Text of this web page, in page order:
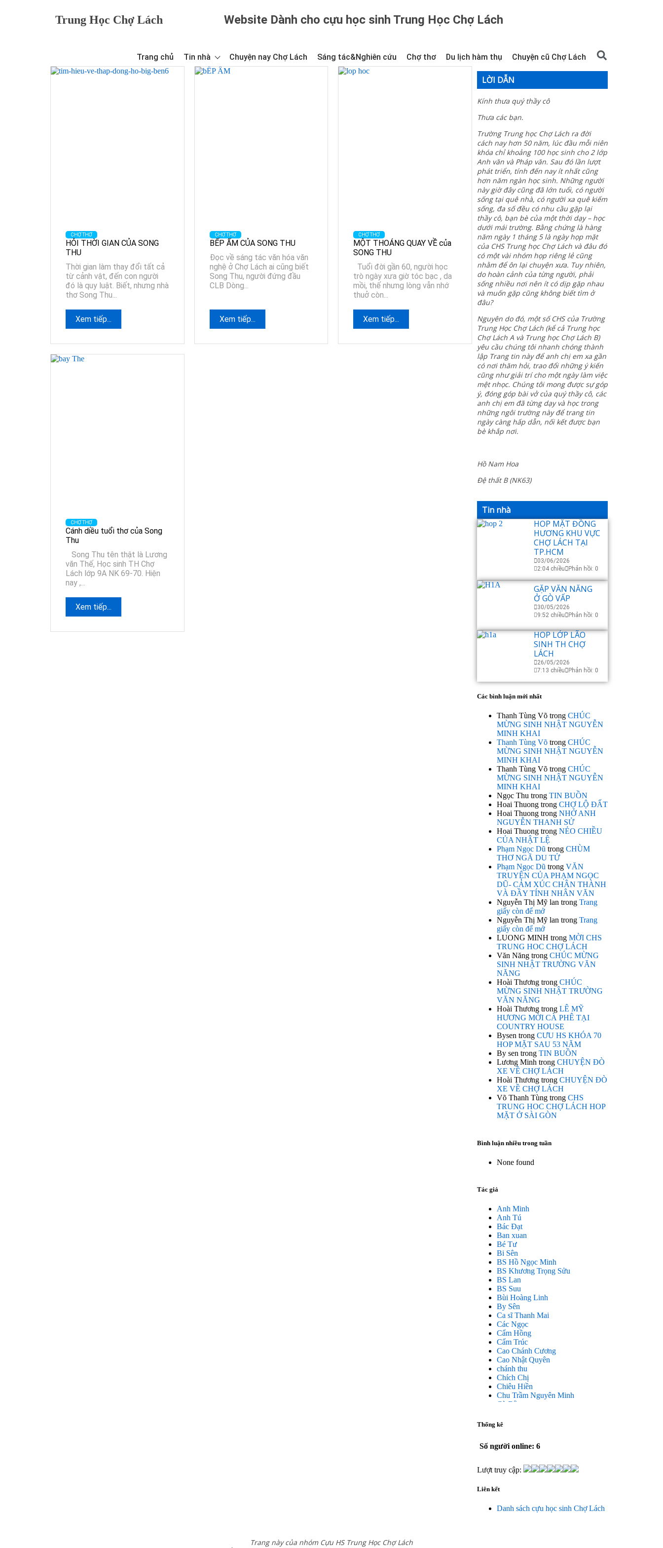
Trung Học Chợ Lách Website Dành cho cựu học sinh Trung Học Chợ Lách
Trang chủ Tin nhà Chuyện nay Chợ Lách Sáng tác&Nghiên cứu Chợ thơ Du lịch hàm thụ Chuyện cũ Chợ Lách
CHỢ THƠ
HỎI THỜI GIAN CỦA SONG
THU
Thời gian làm thay đổi tất cả
từ cảnh vật, đến con người
đó là quy luật. Biết, nhưng nhà
thơ Song Thu...
Xem tiếp...
CHỢ THƠ
BẾP ẤM CỦA SONG THU
Đọc về sáng tác văn hóa văn
nghệ ở Chợ Lách ai cũng biết
Song Thu, người đứng đầu
CLB Dòng...
Xem tiếp...
CHỢ THƠ
MỘT THOÁNG QUAY VỀ của
SONG THU
Tuổi đời gần 60, người học
trò ngày xưa giờ tóc bạc , da
mồi, thế nhưng lòng vẫn nhớ
thuở còn...
Xem tiếp...
CHỢ THƠ
Cánh diều tuổi thơ của Song
Thu
Song Thu tên thật là Lương
văn Thế, Học sinh TH Chợ
Lách lớp 9A NK 69-70. Hiện
nay ,...
Xem tiếp...
LỜI DẪN
Kính thưa quý thầy cô
Thưa các bạn.
Trường Trung học Chợ Lách ra đời
cách nay hơn 50 năm, lúc đầu mỗi niên
khóa chỉ khoảng 100 học sinh cho 2 lớp
Anh văn và Pháp văn. Sau đó lần lượt
phát triển, tính đến nay ít nhất cũng
hơn năm ngàn học sinh. Những người
này giờ đây cũng đã lớn tuổi, có người
sống tại quê nhà, có người xa quê kiếm
sống, đa số đều có nhu cầu gặp lại
thầy cô, bạn bè của một thời dạy – học
dưới mái trường. Bằng chứng là hàng
năm ngày 1 tháng 5 là ngày họp mặt
của CHS Trung học Chợ Lách và đâu đó
có một vài nhóm họp riêng lẻ cũng
nhằm để ôn lại chuyện xưa. Tuy nhiên,
do hoàn cảnh của từng người, phải
sống nhiều nơi nên ít có dịp gặp nhau
và muốn gặp cũng không biết tìm ở
đâu?
Nguyên do đó, một số CHS của Trường
Trung Học Chợ Lách (kể cả Trung học
Chợ Lách A và Trung học Chợ Lách B)
yêu cầu chúng tôi nhanh chóng thành
lập Trang tin này để anh chị em xa gần
có nơi thăm hỏi, trao đổi những ý kiến
cũng như giải trí cho một ngày làm việc
mệt nhọc. Chúng tôi mong được sự góp
ý, đóng góp bài vở của quý thầy cô, các
anh chị em đã từng dạy và học trong
những ngôi trường này để trang tin
ngày càng hấp dẫn, nối kết được bạn
bè khắp nơi.
Hồ Nam Hoa
Đệ thất B (NK63)
Tin nhà
HOP MẶT ĐỒNG
HƯƠNG KHU VỰC
CHỢ LÁCH TẠI
TP.HCM
03/06/2026
2:04 chiều
Phản hồi: 0
GẶP VĂN NĂNG
Ở GÒ VẤP
30/05/2026
9:52 chiều
Phản hồi: 0
HOP LỚP LÃO
SINH TH CHỢ
LÁCH
26/05/2026
7:13 chiều
Phản hồi: 0
Các bình luận mới nhất
Thanh Tùng Võ trong CHÚC
MỪNG SINH NHẬT NGUYỄN
MINH KHAI
Thanh Tùng Võ trong CHÚC
MỪNG SINH NHẬT NGUYỄN
MINH KHAI
Thanh Tùng Võ trong CHÚC
MỪNG SINH NHẬT NGUYỄN
MINH KHAI
Ngọc Thu trong TIN BUỒN
Hoai Thuong trong CHỢ LỘ ĐẤT
Hoai Thuong trong NHỚ ANH
NGUYỄN THANH SỬ
Hoai Thuong trong NẺO CHIỀU
CỦA NHẬT LỆ
Phạm Ngọc Dũ trong CHÙM
THƠ NGÃ DU TỬ
Phạm Ngọc Dũ trong VĂN
TRUYỆN CỦA PHẠM NGỌC
DŨ- CẢM XÚC CHÂN THÀNH
VÀ ĐẦY TÍNH NHÂN VĂN
Nguyễn Thị Mỹ lan trong Trang
giấy còn để mở
Nguyễn Thị Mỹ lan trong Trang
giấy còn để mở
LUONG MINH trong MỜI CHS
TRUNG HOC CHỢ LÁCH
Văn Năng trong CHÚC MỪNG
SINH NHẬT TRƯỜNG VĂN
NĂNG
Hoài Thương trong CHÚC
MỪNG SINH NHẬT TRƯỜNG
VĂN NĂNG
Hoài Thương trong LÊ MỸ
HƯƠNG MỜI CÀ PHÊ TẠI
COUNTRY HOUSE
Bysen trong CƯU HS KHÓA 70
HOP MẶT SAU 53 NĂM
By sen trong TIN BUỒN
Lương Minh trong CHUYỆN ĐÒ
XE VỀ CHỢ LÁCH
Hoài Thương trong CHUYỆN ĐÒ
XE VỀ CHỢ LÁCH
Võ Thanh Tùng trong CHS
TRUNG HOC CHỢ LÁCH HOP
MẶT Ở SÀI GÒN
Bình luận nhiều trong tuần
None found
Tác giả
Anh Minh
Anh Tú
Bác Đạt
Ban xuan
Bé Tư
Bi Sên
BS Hồ Ngọc Minh
BS Khương Trọng Sửu
BS Lan
BS Suu
Bùi Hoàng Linh
By Sên
Ca sĩ Thanh Mai
Các Ngọc
Cẩm Hồng
Cẩm Trúc
Cao Chánh Cương
Cao Nhật Quyên
chánh thu
Chích Chị
Chiêu Hiền
Chu Trầm Nguyên Minh
Cò Bằng
Công Bình
Dang Chi
Diễm Ngọc
Dỗ Chiêu Đức
Dung Thị vân
Duong Công Bình
Thống kê
Số người online: 6
Lượt truy cập:
Liên kết
Danh sách cựu học sinh Chợ Lách
Trang này của nhóm Cựu HS Trung Học Chợ Lách